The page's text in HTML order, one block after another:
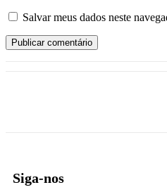
Salvar meus dados neste
Siga-nos